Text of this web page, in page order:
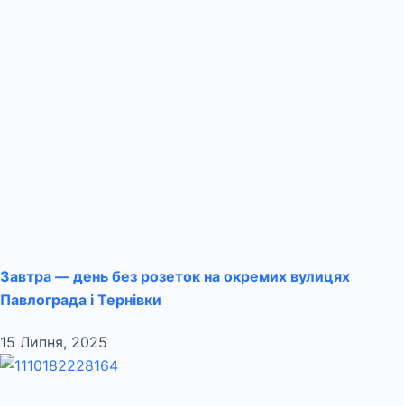
Завтра — день без розеток на окремих вулицях
Павлограда і Тернівки
15 Липня, 2025